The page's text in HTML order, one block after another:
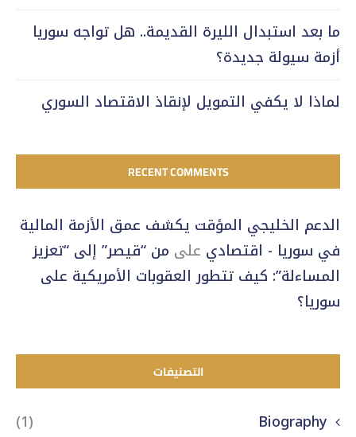
ما بعد استبدال الليرة القديمة.. هل تواجه سوريا
أزمة سيولة جديدة؟
لماذا لا يكفي التمويل لإنقاذ الاقتصاد السوري
RECENT COMMENTS
الدعم الخليجي المؤقت يكشف عمق الأزمة المالية
في سوريا - اقتصادي على من “قيصر” إلى “تعزيز
المساءلة”: كيف تتطور العقوبات الأمريكية على
سوريا؟
التصنيفات
Biography
(1)